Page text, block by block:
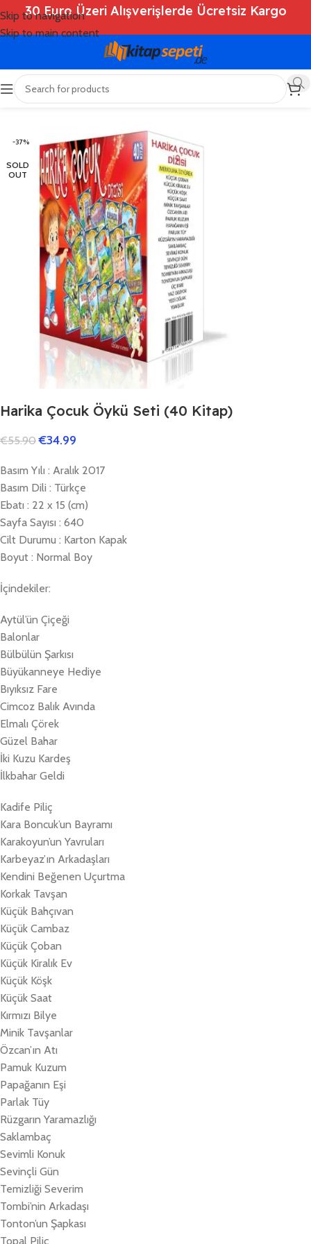
Skip to navigation
Skip to main content
30 Euro Üzeri Alışverişlerde Ücretsiz Kargo
Ana Sayfa Shop
-37%
SOLD
OUT
Harika Çocuk Öykü Seti (40 Kitap)
€55.90 €34.99
Basım Yılı : Aralık 2017
Basım Dili : Türkçe
Ebatı : 22 x 15 (cm)
Sayfa Sayısı : 640
Cilt Durumu : Karton Kapak
Boyut : Normal Boy
İçindekiler:
Aytül’ün Çiçeği
Balonlar
Bülbülün Şarkısı
Büyükanneye Hediye
Bıyıksız Fare
Cimcoz Balık Avında
Elmalı Çörek
Güzel Bahar
İki Kuzu Kardeş
İlkbahar Geldi
Kadife Piliç
Kara Boncuk’un Bayramı
Karakoyun’un Yavruları
Karbeyaz’ın Arkadaşları
Kendini Beğenen Uçurtma
Korkak Tavşan
Küçük Bahçıvan
Küçük Cambaz
Küçük Çoban
Küçük Kiralık Ev
Küçük Köşk
Küçük Saat
Kırmızı Bilye
Minik Tavşanlar
Özcan’ın Atı
Pamuk Kuzum
Papağanın Eşi
Parlak Tüy
Rüzgarın Yaramazlığı
Saklambaç
Sevimli Konuk
Sevinçli Gün
Temizliği Severim
Tombi’nin Arkadaşı
Tonton’un Şapkası
Topal Piliç